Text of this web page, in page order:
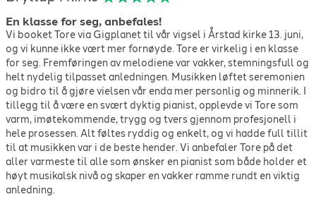
En klasse for seg, anbefales!
Vi booket Tore via Gigplanet til vår vigsel i Årstad kirke 13. juni,
og vi kunne ikke vært mer fornøyde. Tore er virkelig i en klasse
for seg. Fremføringen av melodiene var vakker, stemningsfull og
helt nydelig tilpasset anledningen. Musikken løftet seremonien
og bidro til å gjøre vielsen vår enda mer personlig og minnerik. I
tillegg til å være en svært dyktig pianist, opplevde vi Tore som
varm, imøtekommende, trygg og tvers gjennom profesjonell i
hele prosessen. Alt føltes ryddig og enkelt, og vi hadde full tillit
til at musikken var i de beste hender. Vi anbefaler Tore på det
aller varmeste til alle som ønsker en pianist som både holder et
høyt musikalsk nivå og skaper en vakker ramme rundt en viktig
anledning.